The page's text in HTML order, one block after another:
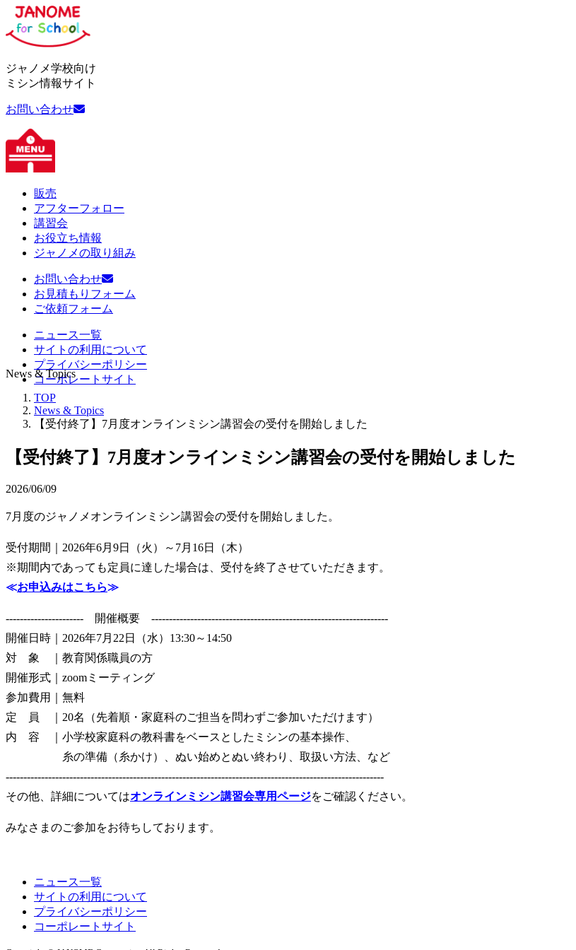
ジャノメ学校向け
ミシン情報サイト
お問い合わせ
販売
アフターフォロー
講習会
お役立ち情報
ジャノメの取り組み
お問い合わせ
お見積もりフォーム
ご依頼フォーム
ニュース一覧
サイトの利用について
プライバシーポリシー
コーポレートサイト
News & Topics
TOP
News & Topics
【受付終了】7月度オンラインミシン講習会の受付を開始しました
【受付終了】7月度オンラインミシン講習会の受付を開始しました
2026/06/09
7月度のジャノメオンラインミシン講習会の受付を開始しました。
受付期間｜2026年6月9日（火）～7月16日（木）
※期間内であっても定員に達した場合は、受付を終了させていただきます。
≪お申込みはこちら≫
---------------------- 開催概要 -------------------------------------------------------------------
開催日時｜2026年7月22日（水）13:30～14:50
対 象 ｜教育関係職員の方
開催形式｜zoomミーティング
参加費用｜無料
定 員 ｜20名（先着順・家庭科のご担当を問わずご参加いただけます）
内 容 ｜小学校家庭科の教科書をベースとしたミシンの基本操作、
糸の準備（糸かけ）、ぬい始めとぬい終わり、取扱い方法、など
-----------------------------------------------------------------------------------------------------------
その他、詳細についてはオンラインミシン講習会専用ページをご確認ください。
みなさまのご参加をお待ちしております。
ニュース一覧
サイトの利用について
プライバシーポリシー
コーポレートサイト